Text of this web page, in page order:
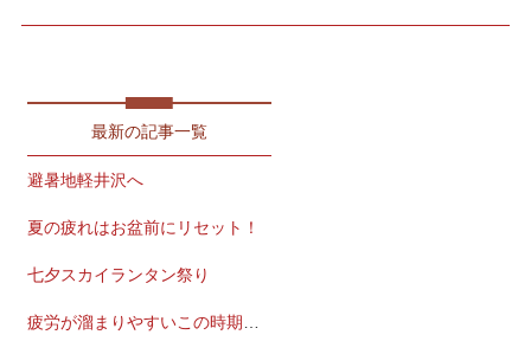
最新の記事一覧
避暑地軽井沢へ
夏の疲れはお盆前にリセット！
七夕スカイランタン祭り